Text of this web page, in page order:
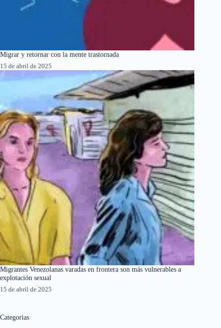
Migrar y retornar con la mente trastornada
15 de abril de 2025
Migrantes Venezolanas varadas en frontera son más vulnerables a
explotación sexual
15 de abril de 2025
Categorias